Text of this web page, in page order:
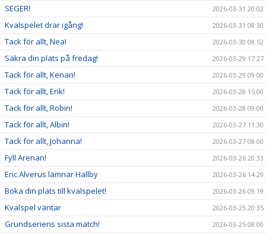
SEGER! 2026-03-31 20:02
Kvalspelet drar igång! 2026-03-31 08:30
Tack för allt, Nea! 2026-03-30 08:52
Säkra din plats på fredag! 2026-03-29 17:27
Tack för allt, Kenan! 2026-03-29 09:00
Tack för allt, Erik! 2026-03-28 15:00
Tack för allt, Robin! 2026-03-28 09:00
Tack för allt, Albin! 2026-03-27 11:30
Tack för allt, Johanna! 2026-03-27 08:00
Fyll Arenan! 2026-03-26 20:33
Eric Alverus lämnar Hallby 2026-03-26 14:29
Boka din plats till kvalspelet! 2026-03-26 09:19
Kvalspel väntar 2026-03-25 20:35
Grundseriens sista match! 2026-03-25 08:00